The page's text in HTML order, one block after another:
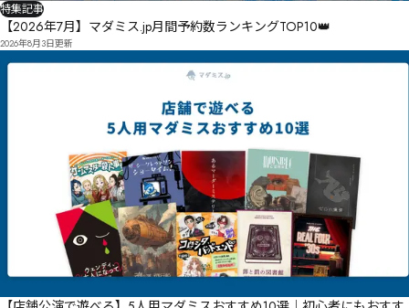
特集記事
【2026年7月】マダミス.jp月間予約数ランキングTOP10👑
2026年8月3日更新